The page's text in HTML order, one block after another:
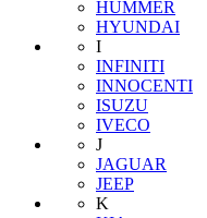
HUMMER
HYUNDAI
I
INFINITI
INNOCENTI
ISUZU
IVECO
J
JAGUAR
JEEP
K